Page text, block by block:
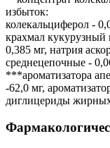
избыток:
колекальциферол -
крахмал
0,385 мг, натрия
среднецепочные -
***ароматизатора
-62,0 мг,
диглицериды